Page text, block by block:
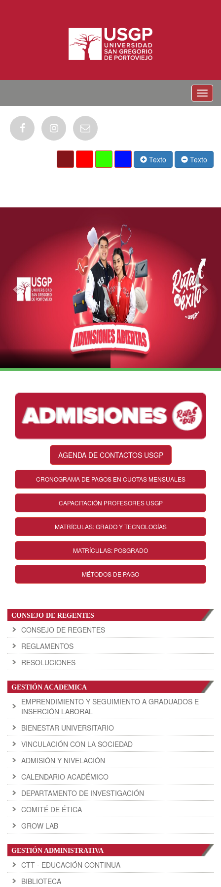
Menu
Texto Texto
AGENDA DE CONTACTOS USGP
CRONOGRAMA DE PAGOS EN CUOTAS MENSUALES
CAPACITACIÓN PROFESORES USGP
MATRÍCULAS: GRADO Y TECNOLOGÍAS
MATRÍCULAS: POSGRADO
MÉTODOS DE PAGO
CONSEJO DE REGENTES
CONSEJO DE REGENTES
REGLAMENTOS
RESOLUCIONES
GESTIÓN ACADEMICA
EMPRENDIMIENTO Y SEGUIMIENTO A GRADUADOS E
INSERCIÓN LABORAL
BIENESTAR UNIVERSITARIO
VINCULACIÓN CON LA SOCIEDAD
ADMISIÓN Y NIVELACIÓN
CALENDARIO ACADÉMICO
DEPARTAMENTO DE INVESTIGACIÓN
COMITÉ DE ÉTICA
GROW LAB
GESTIÓN ADMINISTRATIVA
CTT - EDUCACIÓN CONTINUA
BIBLIOTECA